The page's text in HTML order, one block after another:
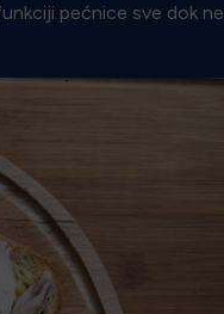
pećnice sve dok ne